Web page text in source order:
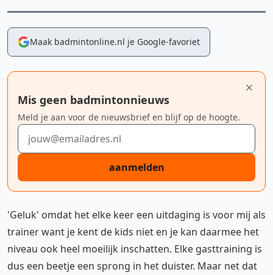
Maak badmintonline.nl je Google-favoriet
Mis geen badmintonnieuws
Meld je aan voor de nieuwsbrief en blijf op de hoogte.
E-mailadres
aanmelden
'Geluk' omdat het elke keer een uitdaging is voor mij als
trainer want je kent de kids niet en je kan daarmee het
niveau ook heel moeilijk inschatten. Elke gasttraining is
dus een beetje een sprong in het duister. Maar net dat